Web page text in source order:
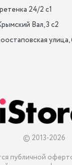
24/2 с1
Вал, 3 с2
улица,
© 2013-2026
публичной